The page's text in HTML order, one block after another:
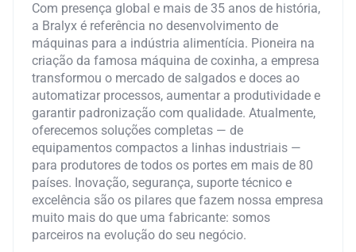
Com presença global e mais de 35 anos de história,
a Bralyx é referência no desenvolvimento de
máquinas para a indústria alimentícia. Pioneira na
criação da famosa máquina de coxinha, a empresa
transformou o mercado de salgados e doces ao
automatizar processos, aumentar a produtividade e
garantir padronização com qualidade. Atualmente,
oferecemos soluções completas — de
equipamentos compactos a linhas industriais —
para produtores de todos os portes em mais de 80
países. Inovação, segurança, suporte técnico e
excelência são os pilares que fazem nossa empresa
muito mais do que uma fabricante: somos
parceiros na evolução do seu negócio.